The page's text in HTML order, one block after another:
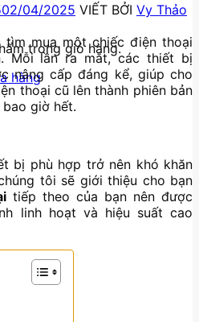
trong giỏ hàng.
hàng
02/04/2025 VIẾT BỞI Vy Thảo
tìm mua một chiếc điện thoại
Mỗi lần ra mắt, các thiết bị
nâng cấp đáng kể, giúp cho
thoại cũ lên thành phiên bản
giờ hết.
bị phù hợp trở nên khó khăn
tôi sẽ giới thiệu cho bạn
tiếp theo của bạn nên được
linh hoạt và hiệu suất cao